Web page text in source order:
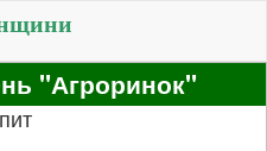
"Агроринок"